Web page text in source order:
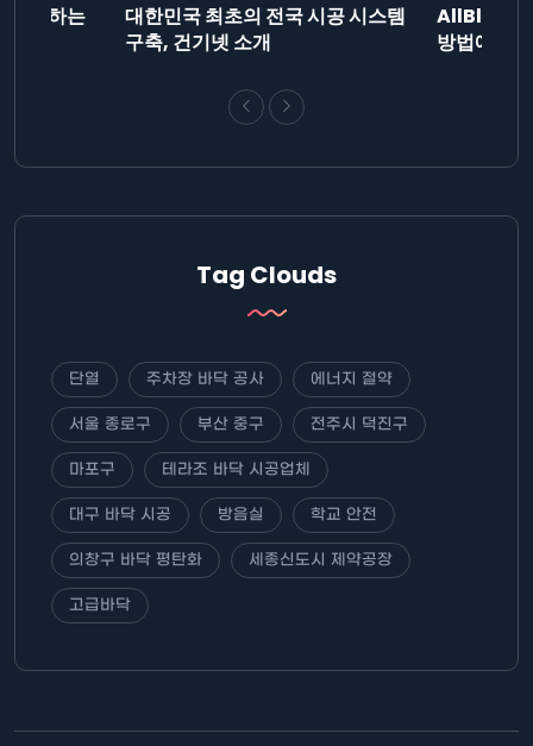
제출하는
대한민국 최초의 전국 시공 시스템
구축, 건기넷 소개
AllBlog에
방법에 대
Tag Clouds
단열 주차장 바닥 공사 에너지 절약
서울 종로구 부산 중구 전주시 덕진구
마포구 테라조 바닥 시공업체
대구 바닥 시공 방음실 학교 안전
의창구 바닥 평탄화 세종신도시 제약공장
고급바닥